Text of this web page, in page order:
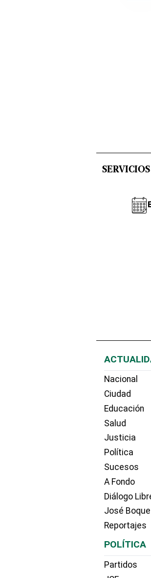
SERVICIOS
Nacional
Ciudad
Educación
Salud
Justicia
Política
Sucesos
A Fondo
Diálogo
José
Reportajes
POLÍTICA
Partidos